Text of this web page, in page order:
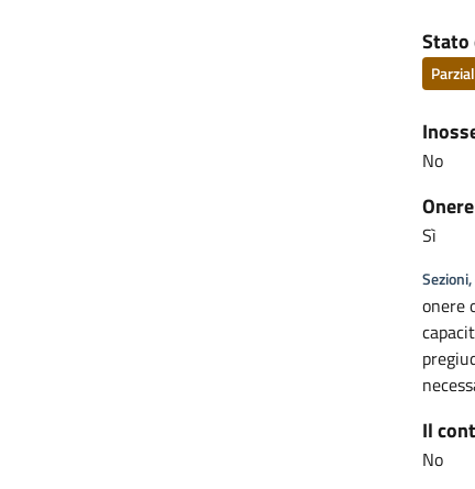
No
Sì
onere
Il
No